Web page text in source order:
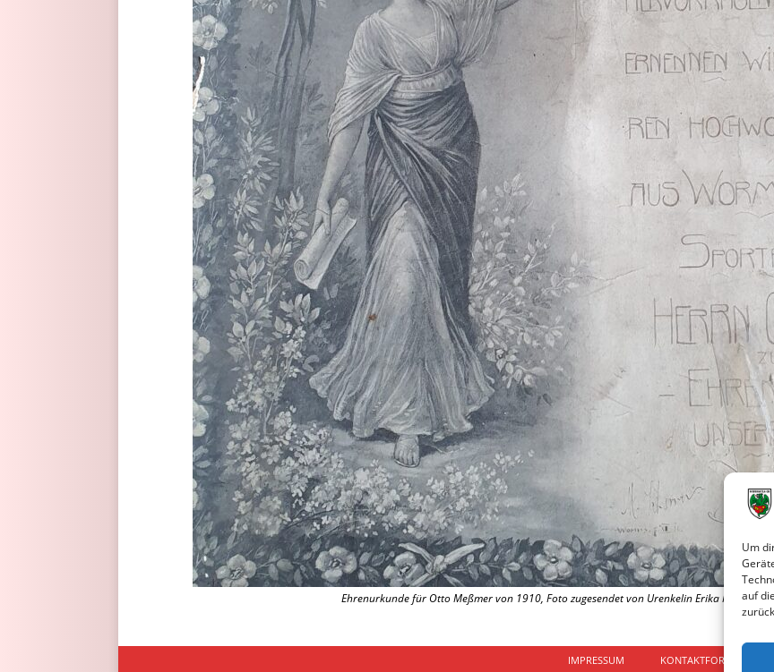
Um
auf
Ehrenurkunde für Otto Meßmer von 1910, Foto zugesendet von Urenkelin Erika Mesmer
IMPRESSUM KONTAKTFORMULAR